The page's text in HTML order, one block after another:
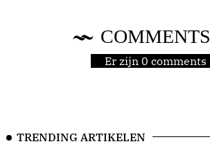
COMMENTS
Er zijn 0 comments
TRENDING ARTIKELEN